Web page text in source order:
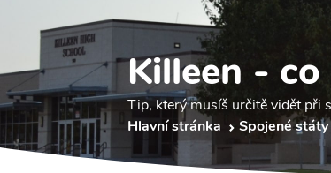
Killeen -
Tip, který musíš určitě vidět při
Hlavní stránka
Spojené státy